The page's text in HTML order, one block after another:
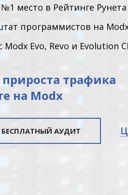
место в Рейтинге Рунета
программистов на
Modx Evo, Revo и Evolution
трафика
на Modx
БЕСПЛАТНЫЙ АУДИТ